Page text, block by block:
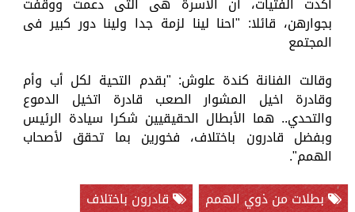
بجوارهن، قائلا: "احنا لينا لزمة جدا ولينا دور كبير فى
المجتمع
وقالت الفنانة كندة علوش: "بقدم التحية لكل أب وأم
وقادرة اخيل المشوار الصعب قادرة اتخيل الدموع
والتحدي.. هما الأبطال الحقيقيين شكرا سيادة الرئيس
وبفضل قادرون باختلاف، فخورين بما تحقق لأصحاب
الهمم".
بطلات من ذوي الهمم
قادرون باختلاف